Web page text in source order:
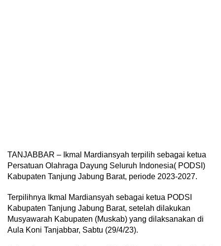
TANJABBAR – Ikmal Mardiansyah terpilih sebagai ketua
Persatuan Olahraga Dayung Seluruh Indonesia( PODSI)
Kabupaten Tanjung Jabung Barat, periode 2023-2027.
Terpilihnya Ikmal Mardiansyah sebagai ketua PODSI
Kabupaten Tanjung Jabung Barat, setelah dilakukan
Musyawarah Kabupaten (Muskab) yang dilaksanakan di
Aula Koni Tanjabbar, Sabtu (29/4/23).